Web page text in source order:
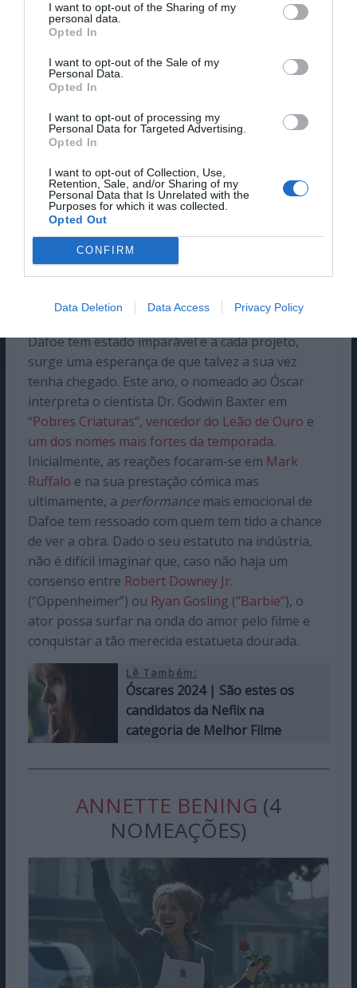
I want to opt-out of the Sharing of my
personal data.
Opted In
I want to opt-out of the Sale of my
Personal Data.
Opted In
I want to opt-out of processing my
Personal Data for Targeted Advertising.
Opted In
I want to opt-out of Collection, Use,
Retention, Sale, and/or Sharing of my
Personal Data that Is Unrelated with the
Purposes for which it was collected.
Opted Out
CONFIRM
Data Deletion Data Access Privacy Policy
perdeu para Rami Malek em“Bohemian
Rhapsody”.
O QUE SE SEGUE?
Dafoe tem estado imparável e a cada projeto,
surge uma esperança de que talvez a sua vez
tenha chegado. Este ano, o nomeado ao Óscar
interpreta o cientista Dr. Godwin Baxter em
“Pobres Criaturas”, vencedor do Leão de Ouro e
um dos nomes mais fortes da temporada.
Inicialmente, as reações focaram-se em Mark
Ruffalo e na sua prestação cómica mas
ultimamente, a performancemais emocional de
Dafoe tem ressoado com quem tem tido a chance
de ver a obra. Dado o seu estatuto na indústria,
não é difícil imaginar que, caso não haja um
consenso entre Robert Downey Jr.
(“Oppenheimer”) ou Ryan Gosling (“Barbie”), o
ator possa surfar na onda do amor pelo filme e
conquistar a tão merecida estatueta dourada.
Lê Também:
Óscares 2024 | São estes os
candidatos da Neflix na
categoria de Melhor Filme
ANNETTE BENING (4
NOMEAÇÕES)